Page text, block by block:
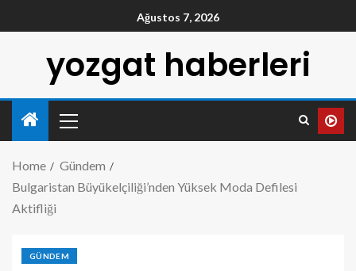
Ağustos 7, 2026
yozgat haberleri
Home
Gündem
Bulgaristan Büyükelçiliği’nden Yüksek Moda Defilesi
Aktifliği
GÜNDEM